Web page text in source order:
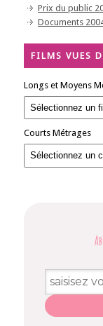
Prix du public
Documents
FILMS VUES
Longs et Moyens
Courts Métrages